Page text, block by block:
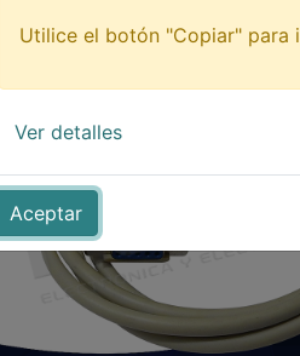
Aceptar
Utilice el botón "Copiar" para
Ver detalles